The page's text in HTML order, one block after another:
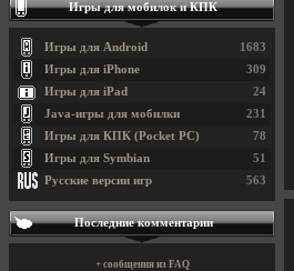
Игры для мобилок и КПК
1683
Игры для Android
309
Игры для iPhone
24
Игры для iPad
231
Java-игры для мобилки
78
Игры для КПК (Pocket PC)
51
Игры для Symbian
563
Русские версии игр
Последние комментарии
+ сообщения из FAQ